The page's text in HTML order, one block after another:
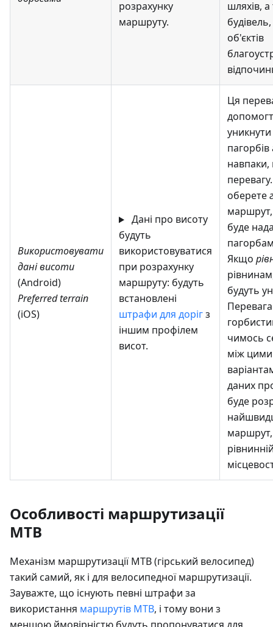
розрахунку
маршруту.
шляхів,
об'єктів
Використовувати
дані висоти
(Android)
Preferred terrain
(iOS)
Дані про висоту
будуть
використовуватися
при розрахунку
маршруту: будуть
встановлені
штрафи для дорігз
іншим профілем
висот.
Ця
навпаки,
оберете
буде
Якщо
будуть
чимось
між
даних
буде
Особливості маршрутизації
MTB
Механізм маршрутизації MTB (гірський велосипед)
такий самий, як і для велосипедної маршрутизації.
Зауважте, що існують певні штрафи за
використання маршрутів MTB, і тому вони з